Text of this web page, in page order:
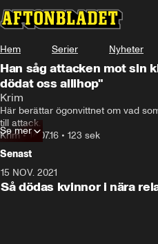
Hem Serier Nyheter
Han såg attacken mot sin
dödat oss allihop"
Krim
Här berättar ögonvittnet om vad
till attack.
Krim•14.07.16 • 123 sek
Se mer
Senast
15 NOV. 2021
Så dödas kvinnor i nära